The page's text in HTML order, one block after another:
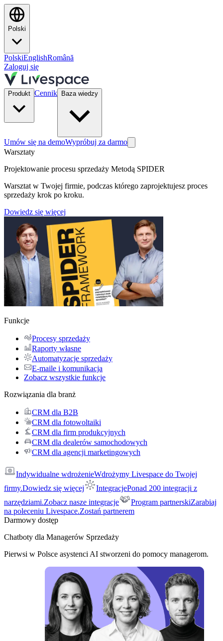
Polski
PolskiEnglishRomână
Zaloguj się
Produkt Cennik Baza wiedzy
Umów się na demoWypróbuj za darmo
Warsztaty
Projektowanie procesu sprzedaży Metodą SPIDER
Warsztat w Twojej firmie, podczas którego zaprojektujesz proces
sprzedaży krok po kroku.
Dowiedz się więcej
Funkcje
Procesy sprzedaży
Raporty własne
Automatyzacje sprzedaży
E-maile i komunikacja
Zobacz wszystkie funkcje
Rozwiązania dla branż
CRM dla B2B
CRM dla fotowoltaiki
CRM dla firm produkcyjnych
CRM dla dealerów samochodowych
CRM dla agencji marketingowych
Indywidualne wdrożenieWdrożymy Livespace do Twojej
firmy.Dowiedz się więcej IntegracjePonad 200 integracji z
narzędziami.Zobacz nasze integracje Program partnerskiZarabiaj
na poleceniu Livespace.Zostań partnerem
Darmowy dostęp
Chatboty dla Managerów Sprzedaży
Pierwsi w Polsce asystenci AI stworzeni do pomocy managerom.